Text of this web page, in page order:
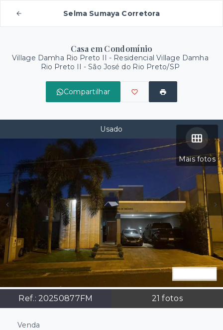
Selma Sumaya Corretora
Casa em Condomínio
Village Damha Rio Preto II - Residencial Village Damha
Rio Preto II - São José do Rio Preto/SP
Compartilhar
Mais fotos
Ref.: 20250877FM 21 fotos
Usado
Venda